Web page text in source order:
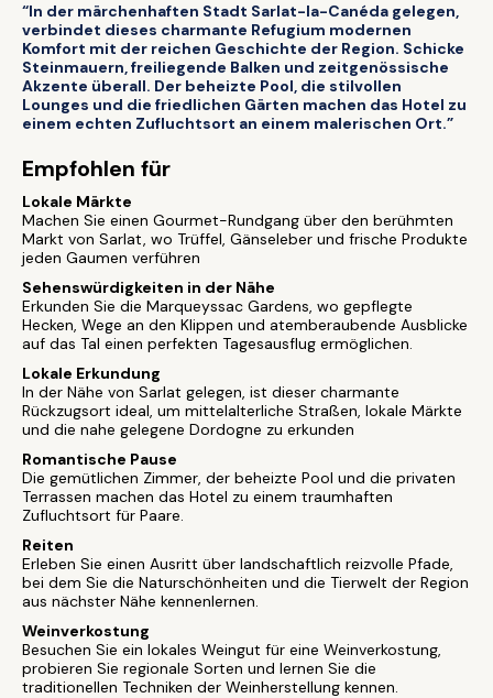
“In der märchenhaften Stadt Sarlat-la-Canéda gelegen,
verbindet dieses charmante Refugium modernen
Komfort mit der reichen Geschichte der Region. Schicke
Steinmauern, freiliegende Balken und zeitgenössische
Akzente überall. Der beheizte Pool, die stilvollen
Lounges und die friedlichen Gärten machen das Hotel zu
einem echten Zufluchtsort an einem malerischen Ort.”
Empfohlen für
Lokale Märkte
Machen Sie einen Gourmet-Rundgang über den berühmten
Markt von Sarlat, wo Trüffel, Gänseleber und frische Produkte
jeden Gaumen verführen
Sehenswürdigkeiten in der Nähe
Erkunden Sie die Marqueyssac Gardens, wo gepflegte
Hecken, Wege an den Klippen und atemberaubende Ausblicke
auf das Tal einen perfekten Tagesausflug ermöglichen.
Lokale Erkundung
In der Nähe von Sarlat gelegen, ist dieser charmante
Rückzugsort ideal, um mittelalterliche Straßen, lokale Märkte
und die nahe gelegene Dordogne zu erkunden
Romantische Pause
Die gemütlichen Zimmer, der beheizte Pool und die privaten
Terrassen machen das Hotel zu einem traumhaften
Zufluchtsort für Paare.
Reiten
Erleben Sie einen Ausritt über landschaftlich reizvolle Pfade,
bei dem Sie die Naturschönheiten und die Tierwelt der Region
aus nächster Nähe kennenlernen.
Weinverkostung
Besuchen Sie ein lokales Weingut für eine Weinverkostung,
probieren Sie regionale Sorten und lernen Sie die
traditionellen Techniken der Weinherstellung kennen.